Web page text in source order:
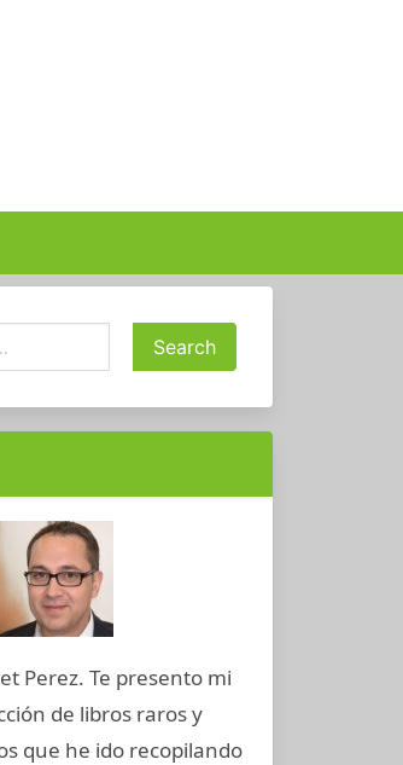
Perez. Te presento mi
de libros raros y
que he ido recopilando